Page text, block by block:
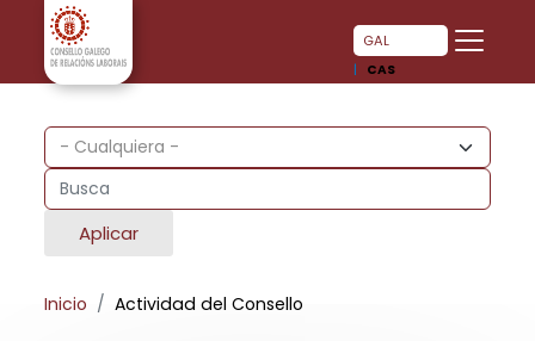
Pasar al contenido principal
GAL
CAS
Aplicar
Inicio Actividad del Consello